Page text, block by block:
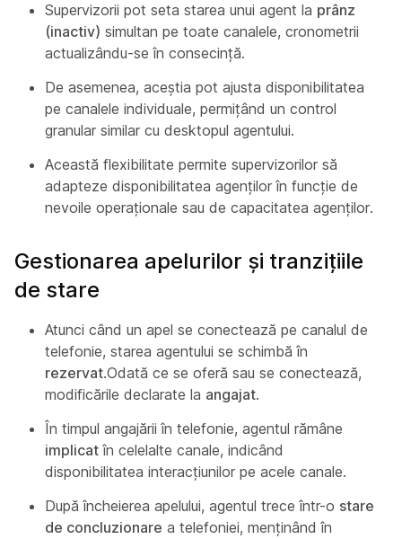
Supervizorii pot seta starea unui agent la prânz
(inactiv) simultan pe toate canalele, cronometrii
actualizându-se în consecință.
De asemenea, aceștia pot ajusta disponibilitatea
pe canalele individuale, permițând un control
granular similar cu desktopul agentului.
Această flexibilitate permite supervizorilor să
adapteze disponibilitatea agenților în funcție de
nevoile operaționale sau de capacitatea agenților.
Gestionarea apelurilor și tranzițiile
de stare
Atunci când un apel se conectează pe canalul de
telefonie, starea agentului se schimbă în
rezervat.Odată ce se oferă sau se conectează,
modificările declarate la angajat.
În timpul angajării în telefonie, agentul rămâne
implicat în celelalte canale, indicând
disponibilitatea interacțiunilor pe acele canale.
După încheierea apelului, agentul trece într-o stare
de concluzionare a telefoniei, menținând în